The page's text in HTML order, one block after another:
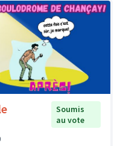
Soumis
au vote